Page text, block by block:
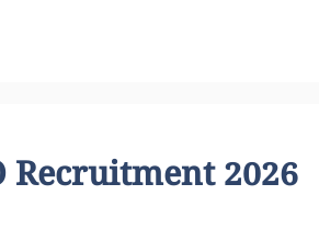
Recruitment 2026